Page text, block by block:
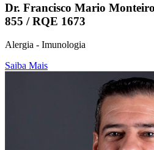
Dr. Francisco Mario
855 / RQE 1673
Alergia - Imunologia
Saiba Mais